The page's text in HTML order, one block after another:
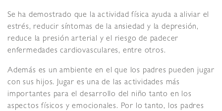
Se ha demostrado que la actividad física ayuda a aliviar el
estrés, reducir síntomas de la ansiedad y la depresión,
reduce la presión arterial y el riesgo de padecer
enfermedades cardiovasculares, entre otros.
Además es un ambiente en el que los padres pueden jugar
con sus hijos. Jugar es una de las actividades más
importantes para el desarrollo del niño tanto en los
aspectos físicos y emocionales. Por lo tanto, los padres